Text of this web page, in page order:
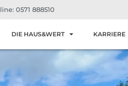
0571 888510
DIE HAUS&WERT KARRIERE